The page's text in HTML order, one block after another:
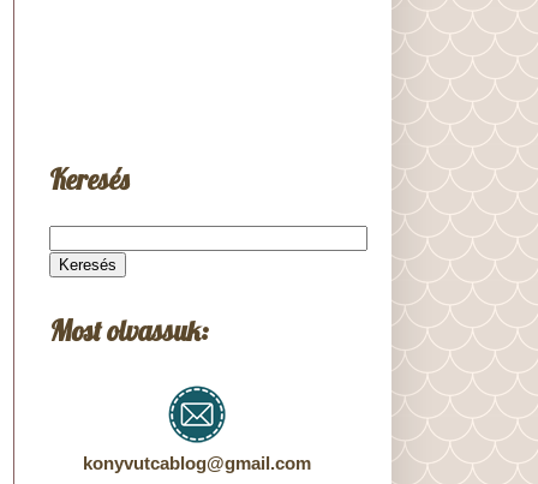
Keresés
Most olvassuk:
konyvutcablog@gmail.com